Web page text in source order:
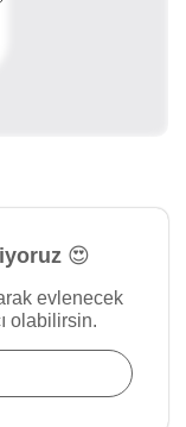
😍
evlenecek
olabilirsin.